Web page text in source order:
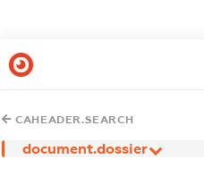
CAHEADER.SEARCH
document.dossier